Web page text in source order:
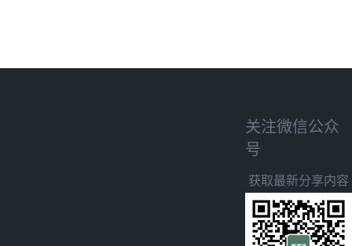
关注微信公众
号
获取最新分享内容